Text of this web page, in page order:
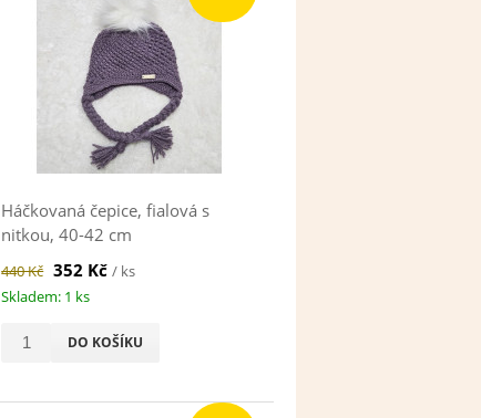
Háčkovaná čepice, fialová s
nitkou, 40-42 cm
440 Kč 352 Kč / ks
Skladem: 1 ks
DO KOŠÍKU